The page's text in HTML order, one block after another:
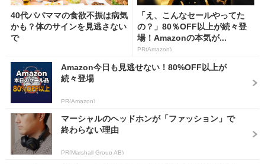
40代パパママの食欲不振は病気
かも？体のサインを見逃さない
で
「え、こんなセールやってた
の？」80％OFF以上が続々登
場！Amazonの本気が...
PR(Amazon)
Amazon今日も見逃せない！80%OFF以上が
続々登場
PR(Amazon)
マーシャルのヘッドホンが「ファッション」で
終わらない理由
PR(Marshall Group AB)